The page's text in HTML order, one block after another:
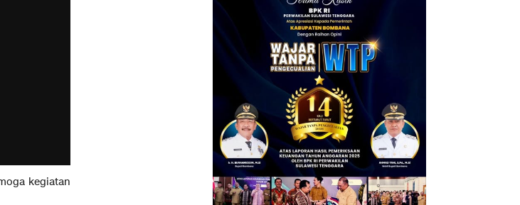
kegiatan